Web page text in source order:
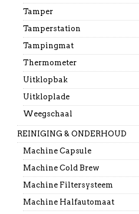
Tamper
Tamperstation
Tampingmat
Thermometer
Uitklopbak
Uitkloplade
Weegschaal
REINIGING & ONDERHOUD
Machine Capsule
Machine Cold Brew
Machine Filtersysteem
Machine Halfautomaat